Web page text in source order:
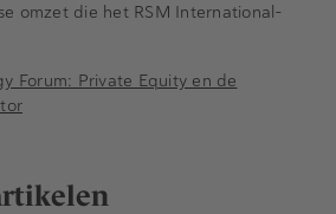
omzet die het RSM International-
Forum: Private Equity en de